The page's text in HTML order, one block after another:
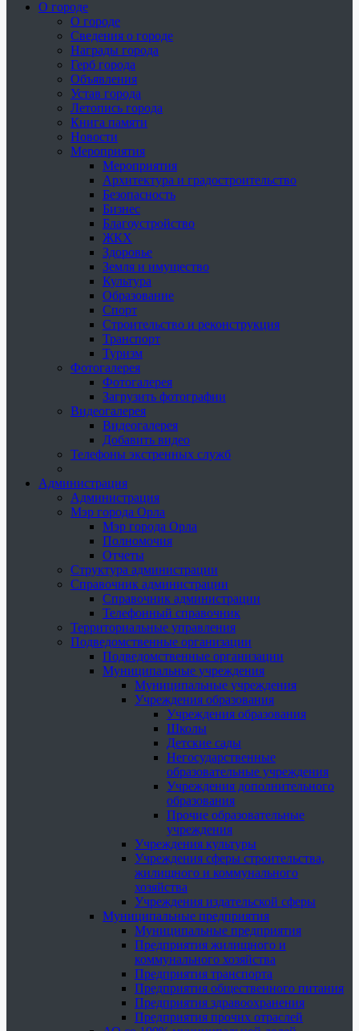
О городе
О городе
Сведения о городе
Награды города
Герб города
Объявления
Устав города
Летопись города
Книга памяти
Новости
Мероприятия
Мероприятия
Архитектура и градостроительство
Безопасность
Бизнес
Благоустройство
ЖКХ
Здоровье
Земля и имущество
Культура
Образование
Спорт
Строительство и реконструкция
Транспорт
Туризм
Фотогалерея
Фотогалерея
Загрузить фотографии
Видеогалерея
Видеогалерея
Добавить видео
Телефоны экстренных служб
Администрация
Администрация
Мэр города Орла
Мэр города Орла
Полномочия
Отчеты
Структура администрации
Справочник администрации
Справочник администрации
Телефонный справочник
Территориальные управления
Подведомственные организации
Подведомственные организации
Муниципальные учреждения
Муниципальные учреждения
Учреждения образования
Учреждения образования
Школы
Детские сады
Негосударственные
образовательные учреждения
Учреждения дополнительного
образования
Прочие образовательные
учреждения
Учреждения культуры
Учреждения сферы строительства,
жилищного и коммунального
хозяйства
Учреждения издательской сферы
Муниципальные предприятия
Муниципальные предприятия
Предприятия жилищного и
коммунального хозяйства
Предприятия транспорта
Предприятия общественного питания
Предприятия здравоохранения
Предприятия прочих отраслей